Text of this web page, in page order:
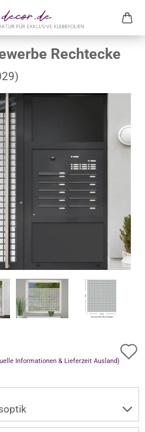
Rechtecke
)
Informationen & Lieferzeit Ausland)